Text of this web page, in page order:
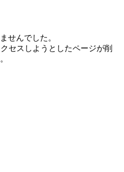
せんでした。
セスしようとしたページが削